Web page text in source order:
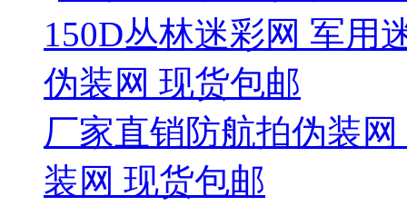
厂家直销防航拍伪装
装网 现货包邮